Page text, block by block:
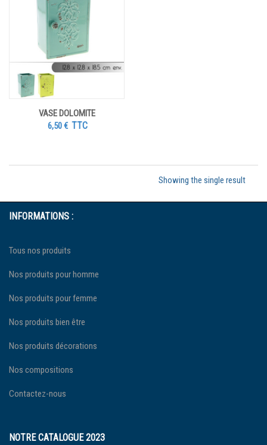
VASE DOLOMITE
6,50€ TTC
Showing the single result
INFORMATIONS :
Tous nos produits
Nos produits pour homme
Nos produits pour femme
Nos produits bien être
Nos produits décorations
Nos compositions
Contactez-nous
NOTRE CATALOGUE 2023